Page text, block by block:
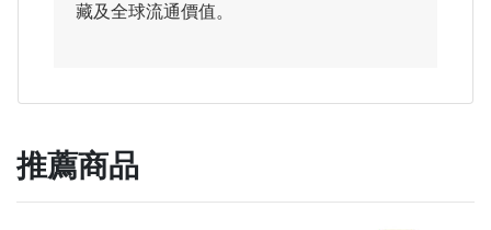
藏及全球流通價值。
推薦商品